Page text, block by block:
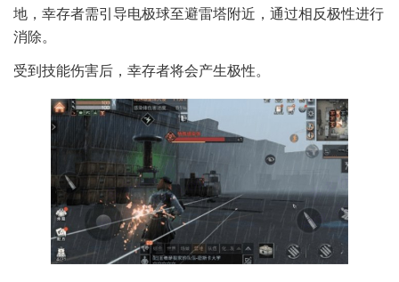
地，幸存者需引导电极球至避雷塔附近，通过相反极性进行
消除。
受到技能伤害后，幸存者将会产生极性。